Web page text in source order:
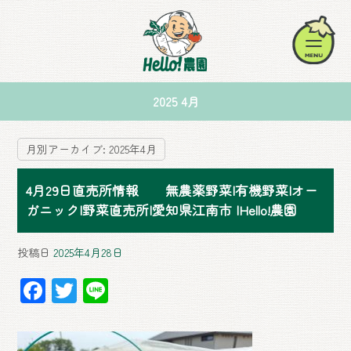
2025 4月
月別アーカイブ:2025年4月
4月29日直売所情報 無農薬野菜|有機野菜|オー
ガニック|野菜直売所|愛知県江南市 |Hello!農園
投稿日 2025年4月28日
F
e
T
tt